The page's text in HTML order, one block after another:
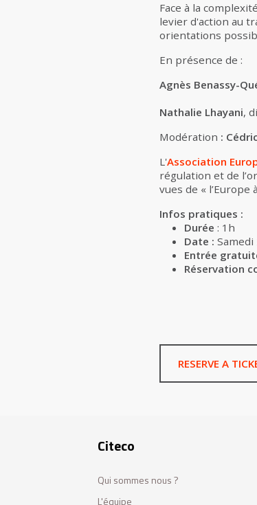
Face à la
levier d'action au
orientations
En présence de :
Agnès Benassy-
Nathalie Lhayani,
Modération :
L'Association
régulation et de
vues de « l’Europe
Infos pratiques :
Durée : 1h
Date :
Entrée
Réservation
RESERVE A
Citeco
Qui sommes nous ?
L'équipe